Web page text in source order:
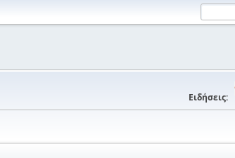
Ειδήσεις: